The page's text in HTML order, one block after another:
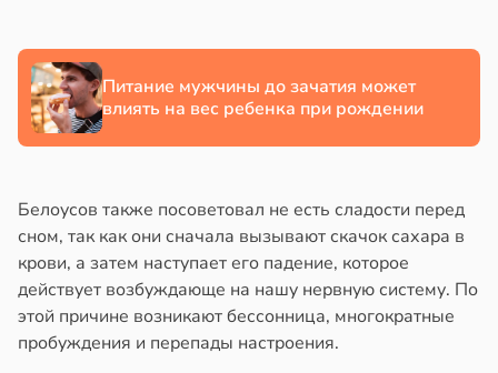
Питание мужчины до зачатия может
влиять на вес ребенка при рождении
Белоусов также посоветовал не есть сладости перед
сном, так как они сначала вызывают скачок сахара в
крови, а затем наступает его падение, которое
действует возбуждающе на нашу нервную систему. По
этой причине возникают бессонница, многократные
пробуждения и перепады настроения.